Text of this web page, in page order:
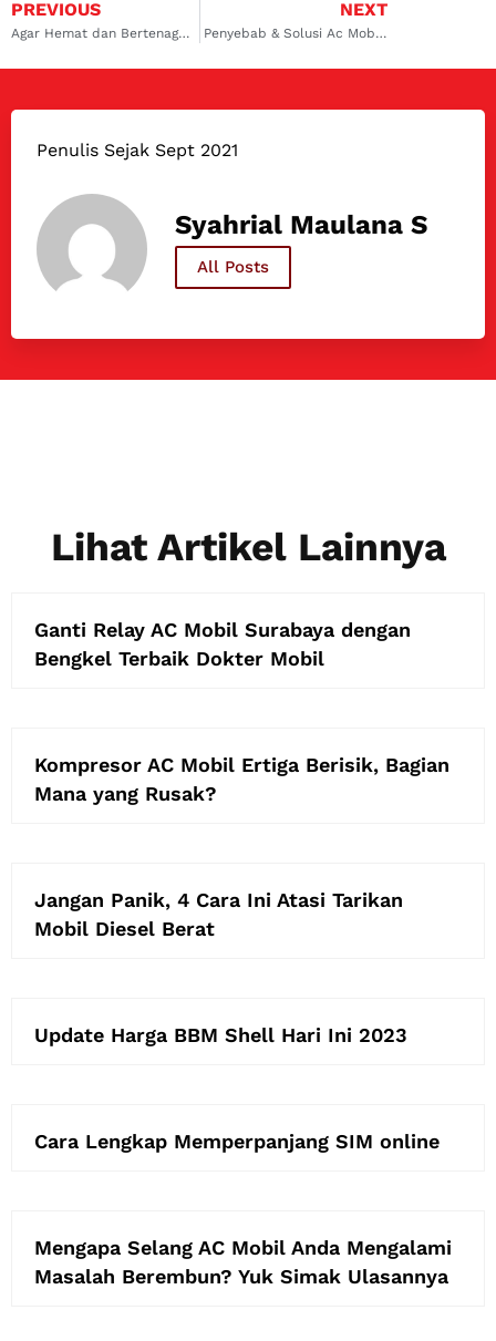
PREVIOUS
Agar Hemat dan Bertenaga, Ini 7 Cara Membuat Irit Mesin Diesel
NEXT
Penyebab & Solusi Ac Mobil Ertiga Tidak Dingin
Penulis Sejak Sept 2021
Syahrial Maulana S
All Posts
Lihat Artikel Lainnya
Ganti Relay AC Mobil Surabaya dengan
Bengkel Terbaik Dokter Mobil
Kompresor AC Mobil Ertiga Berisik, Bagian
Mana yang Rusak?
Jangan Panik, 4 Cara Ini Atasi Tarikan
Mobil Diesel Berat
Update Harga BBM Shell Hari Ini 2023
Cara Lengkap Memperpanjang SIM online
Mengapa Selang AC Mobil Anda Mengalami
Masalah Berembun? Yuk Simak Ulasannya